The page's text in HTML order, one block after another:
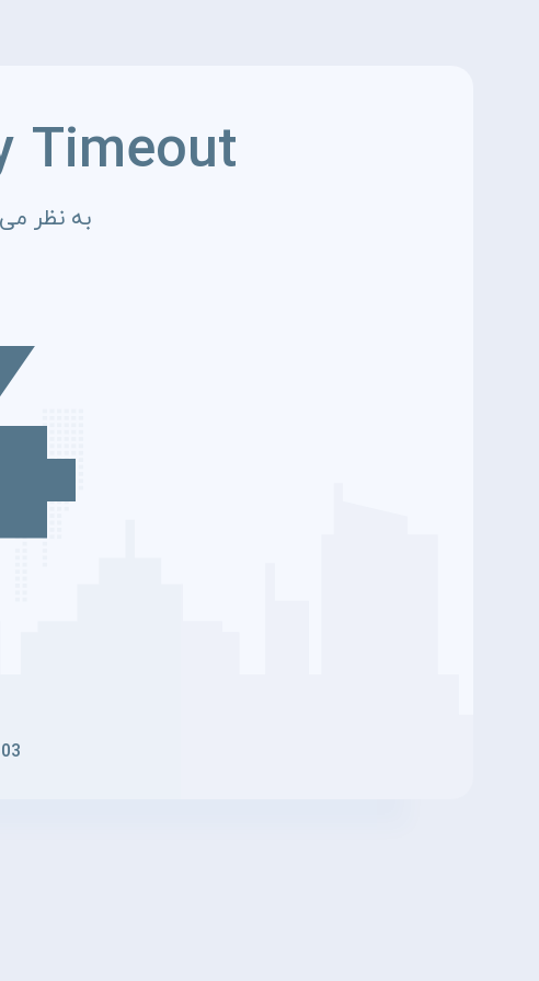
Timeout
به نظر